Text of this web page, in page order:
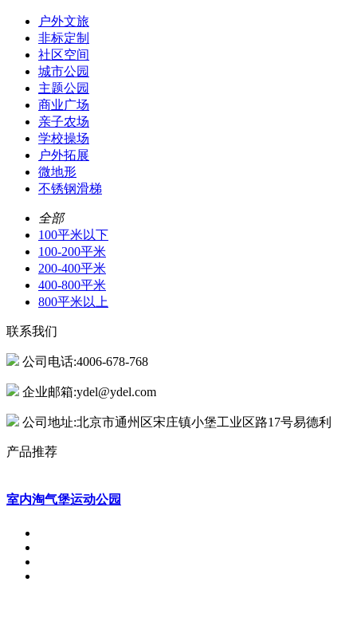
户外文旅
非标定制
社区空间
城市公园
主题公园
商业广场
亲子农场
学校操场
户外拓展
微地形
不锈钢滑梯
全部
100平米以下
100-200平米
200-400平米
400-800平米
800平米以上
联系我们
公司电话:4006-678-768
企业邮箱:ydel@ydel.com
公司地址:北京市通州区宋庄镇小堡工业区路17号易德利
产品推荐
室内淘气堡运动公园